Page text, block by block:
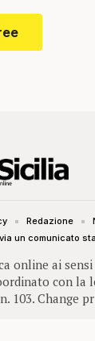
online ai
con la
103. Change
Redazione
un comunicato